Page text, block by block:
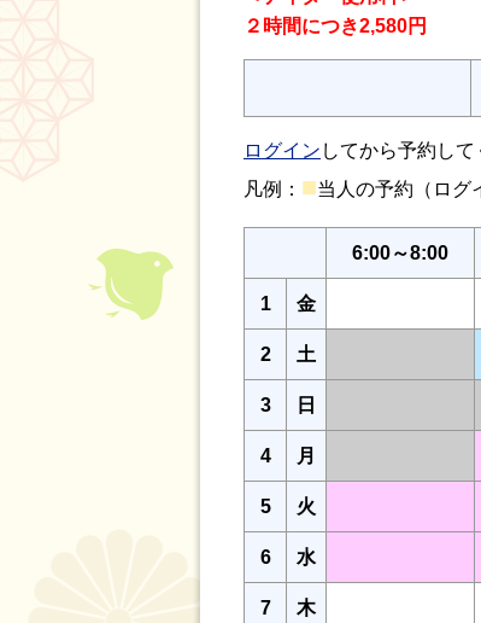
２時間につき2,580円
ログイン してから予約して
凡例： ■当人の予約（ロ
6:00～8:00
1 金
2 土
3 日
4 月
5 火
6 水
7 木